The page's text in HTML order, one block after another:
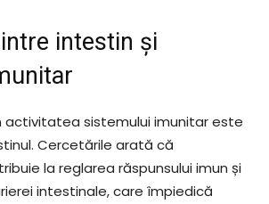
intestin și
activitatea sistemului imunitar este
Cercetările arată că
la reglarea răspunsului imun și
intestinale, care împiedică